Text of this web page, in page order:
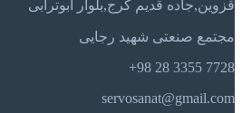
قزوین,جاده قدیم کرج,بلوار ابوترابی
مجتمع صنعتی شهید رجایی
7728 3355 28 98+
servosanat@gmail.com